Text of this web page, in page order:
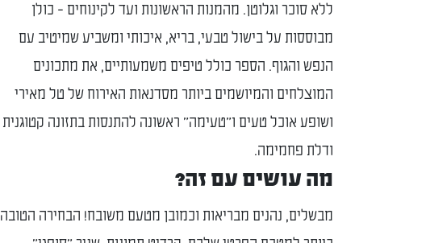
ללא סוכר וגלוטן. מהמנות הראשונות ועד לקינוחים - כולן
מבוססות על בישול טבעי, בריא, איכותי ומשביע שמיטיב עם
הנפש והגוף. הספר כולל טיפים משמעותיים, את מתכונים
המוצלחים והמיושמים ביותר מסדנאות האירוח של טל מאירי
ושופע אוכל טעים ו"טעימה" ראשונה להתנסות בתזונה קטוגנית
ודלת פחמימה.
מה עושים עם זה?
מבשלים, נהנים מבריאות וכמובן מטעם משובח! הבחירה הטובה